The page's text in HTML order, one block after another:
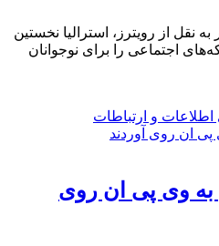
نقل از رویترز، استرالیا نخستین
اجتماعی را برای نوجوانان
و ارتباطات
به وی پی ان روی